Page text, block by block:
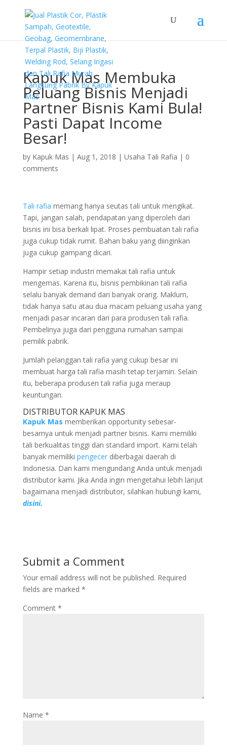
Kapuk Mas Membuka
Peluang Bisnis Menjadi
Partner Bisnis Kami Bula!
Pasti Dapat Income
Besar!
by Kapuk Mas | Aug 1, 2018 | Usaha Tali Rafia | 0
comments
Tali rafia memang hanya seutas tali untuk mengikat.
Tapi, jangan salah, pendapatan yang diperoleh dari
bisnis ini bisa berkali lipat. Proses pembuatan tali rafia
juga cukup tidak rumit. Bahan baku yang diinginkan
juga cukup gampang dicari.
Hampir setiap industri memakai tali rafia untuk
mengemas. Karena itu, bisnis pembikinan tali rafia
selalu banyak demand dari banyak orang. Maklum,
tidak hanya satu atau dua macam peluang usaha yang
menjadi pasar incaran dari para produsen tali rafia.
Pembelinya juga dari pengguna rumahan sampai
pemilik pabrik.
Jumlah pelanggan tali rafia yang cukup besar ini
membuat harga tali rafia masih tetap terjamin. Selain
itu, beberapa produsen tali rafia juga meraup
keuntungan.
DISTRIBUTOR KAPUK MAS
Kapuk Mas memberikan opportunity sebesar-
besarnya untuk menjadi partner bisnis. Kami memiliki
tali berkualitas tinggi dan standard import. Kami telah
banyak memiliki pengecerdiberbagai daerah di
Indonesia. Dan kami mengundang Anda untuk menjadi
distributor kami. Jika Anda ingin mengetahui lebih lanjut
bagaimana menjadi distributor, silahkan hubungi kami,
disini.
Submit a Comment
Your email address will not be published. Required
fields are marked *
Comment *
Name *